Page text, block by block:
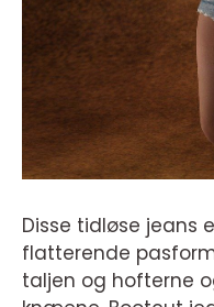
Disse tidløse jeans
flatterende
taljen og hofterne